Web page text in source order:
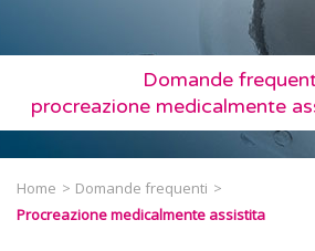
Domande
procreazione medicalmente
Home
Domande frequenti
Procreazione medicalmente assistita